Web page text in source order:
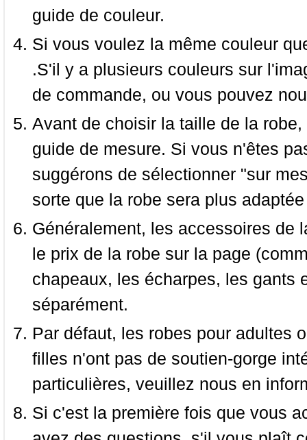
guide de couleur.
Si vous voulez la même couleur
.S'il y a plusieurs couleurs sur
de commande, ou vous pouvez
Avant de choisir la taille de la
guide de mesure. Si vous n'êtes
suggérons de sélectionner "sur
sorte que la robe sera plus
Généralement, les accessoires de
le prix de la robe sur la page
chapeaux, les écharpes, les gants
séparément.
Par défaut, les robes pour adultes
filles n'ont pas de soutien-gorge
particulières, veuillez nous en
Si c'est la première fois que vous